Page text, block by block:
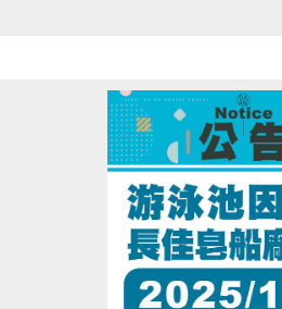
１個月體適能月卡
護套($720元)
肌肉量上升1KG(含
電話洽詢 體適能 (02)2377-
預約繳費...等。
大安線上報名預約系統 請點我